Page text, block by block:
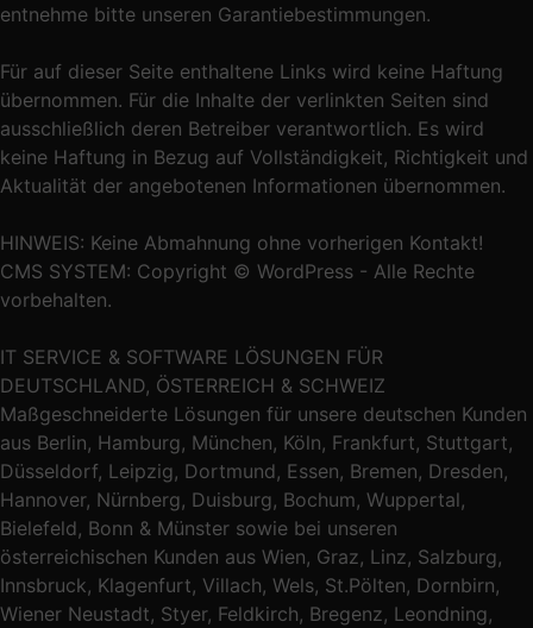
entnehme bitte unseren Garantiebestimmungen.
Für auf dieser Seite enthaltene Links wird keine Haftung
übernommen. Für die Inhalte der verlinkten Seiten sind
ausschließlich deren Betreiber verantwortlich. Es wird
keine Haftung in Bezug auf Vollständigkeit, Richtigkeit und
Aktualität der angebotenen Informationen übernommen.
HINWEIS: Keine Abmahnung ohne vorherigen Kontakt!
CMS SYSTEM: Copyright © WordPress - Alle Rechte
vorbehalten.
IT SERVICE & SOFTWARE LÖSUNGEN FÜR
DEUTSCHLAND, ÖSTERREICH & SCHWEIZ
Maßgeschneiderte Lösungen für unsere deutschen Kunden
aus Berlin, Hamburg, München, Köln, Frankfurt, Stuttgart,
Düsseldorf, Leipzig, Dortmund, Essen, Bremen, Dresden,
Hannover, Nürnberg, Duisburg, Bochum, Wuppertal,
Bielefeld, Bonn & Münster sowie bei unseren
österreichischen Kunden aus Wien, Graz, Linz, Salzburg,
Innsbruck, Klagenfurt, Villach, Wels, St.Pölten, Dornbirn,
Wiener Neustadt, Styer, Feldkirch, Bregenz, Leondning,